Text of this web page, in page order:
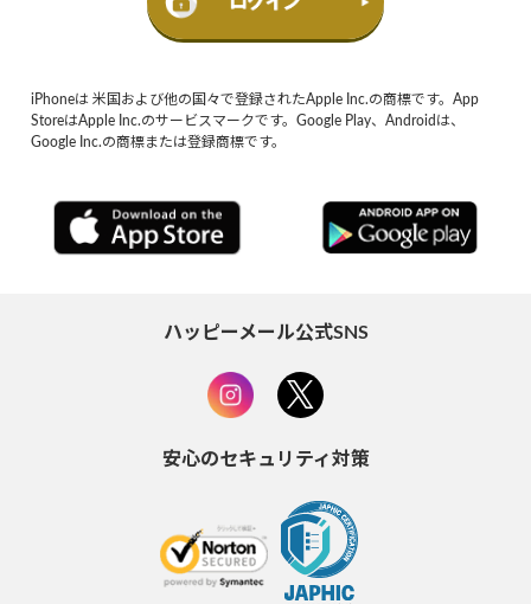
iPhoneは 米国および他の国々で登録されたApple Inc.の商標です。App
StoreはApple Inc.のサービスマークです。Google Play、Androidは、
Google Inc.の商標または登録商標です。
ハッピーメール公式SNS
安心のセキュリティ対策